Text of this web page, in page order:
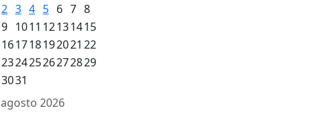
agosto 2026
2 3 4 5 6 7 8
9 1011 12131415
161718192021 22
23242526272829
3031